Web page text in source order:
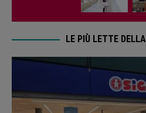
LE PIÙ LETTE